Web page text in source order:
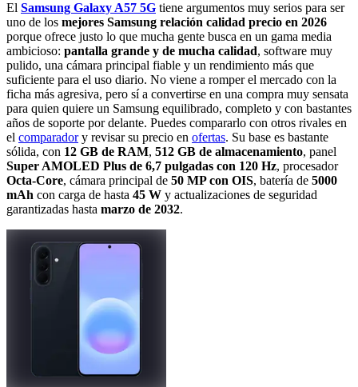
El Samsung Galaxy A57 5G tiene argumentos muy serios para ser
uno de los mejores Samsung relación calidad precio en 2026
porque ofrece justo lo que mucha gente busca en un gama media
ambicioso: pantalla grande y de mucha calidad, software muy
pulido, una cámara principal fiable y un rendimiento más que
suficiente para el uso diario. No viene a romper el mercado con la
ficha más agresiva, pero sí a convertirse en una compra muy sensata
para quien quiere un Samsung equilibrado, completo y con bastantes
años de soporte por delante. Puedes compararlo con otros rivales en
el comparadory revisar su precio en ofertas. Su base es bastante
sólida, con 12 GB de RAM, 512 GB de almacenamiento, panel
Super AMOLED Plus de 6,7 pulgadas con 120 Hz, procesador
Octa-Core, cámara principal de 50 MP con OIS, batería de 5000
mAh con carga de hasta 45 W y actualizaciones de seguridad
garantizadas hasta marzo de 2032.